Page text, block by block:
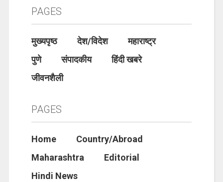
PAGES
मुख्यपृष्ठ देश/विदेश
महाराष्ट्र
पुणे
संपादकीय
हिंदी खबरे
जीवनशैली
PAGES
Home
Country/Abroad
Maharashtra
Editorial
Hindi News